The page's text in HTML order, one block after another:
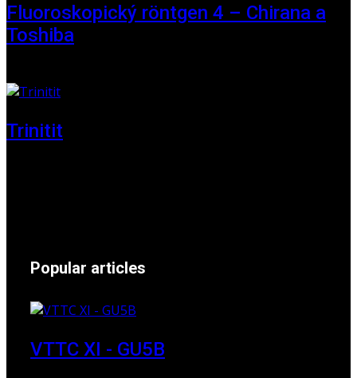
Fluoroskopický röntgen 4 – Chirana a
Toshiba
Trinitit
Popular articles
VTTC XI - GU5B